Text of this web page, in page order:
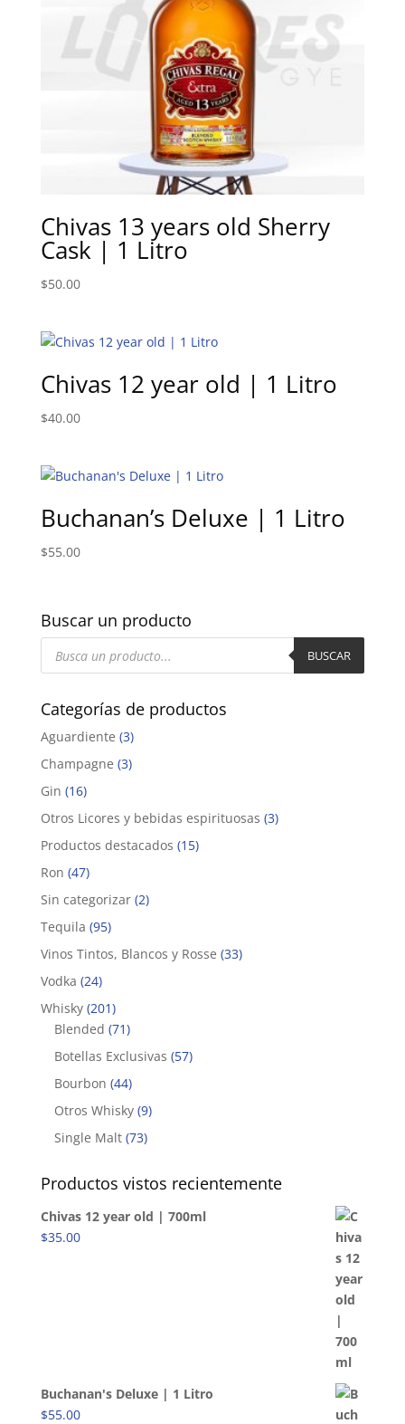
Chivas 13 years old Sherry
Cask | 1 Litro
$50.00
Chivas 12 year old | 1 Litro
$40.00
Buchanan’s Deluxe | 1 Litro
$55.00
Buscar un producto
Búsqueda
productos
BUSCAR
Categorías de productos
Aguardiente (3)
Champagne (3)
Gin (16)
Otros Licores y bebidas espirituosas (3)
Productos destacados (15)
Ron (47)
Sin categorizar (2)
Tequila (95)
Vinos Tintos, Blancos y Rosse (33)
Vodka (24)
Whisky (201)
Blended (71)
Botellas Exclusivas (57)
Bourbon (44)
Otros Whisky (9)
Single Malt (73)
Productos vistos recientemente
Chivas 12 year old | 700ml
$35.00
Buchanan's Deluxe | 1 Litro
$55.00